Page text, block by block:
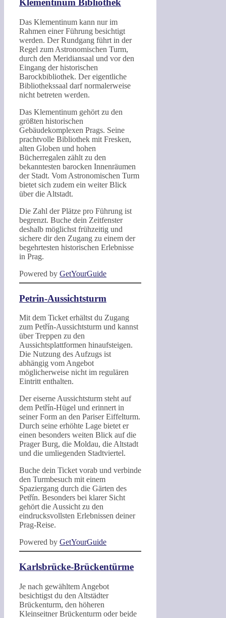
Klementinum Bibliothek
Das Klementinum kann nur im
Rahmen einer Führung besichtigt
werden. Der Rundgang führt in der
Regel zum Astronomischen Turm,
durch den Meridiansaal und vor den
Eingang der historischen
Barockbibliothek. Der eigentliche
Bibliothekssaal darf normalerweise
nicht betreten werden.
Das Klementinum gehört zu den
größten historischen
Gebäudekomplexen Prags. Seine
prachtvolle Bibliothek mit Fresken,
alten Globen und hohen
Bücherregalen zählt zu den
bekanntesten barocken Innenräumen
der Stadt. Vom Astronomischen Turm
bietet sich zudem ein weiter Blick
über die Altstadt.
Die Zahl der Plätze pro Führung ist
begrenzt. Buche dein Zeitfenster
deshalb möglichst frühzeitig und
sichere dir den Zugang zu einem der
begehrtesten historischen Erlebnisse
in Prag.
Powered by GetYourGuide
Petrin-Aussichtsturm
Mit dem Ticket erhältst du Zugang
zum Petřín-Aussichtsturm und kannst
über Treppen zu den
Aussichtsplattformen hinaufsteigen.
Die Nutzung des Aufzugs ist
abhängig vom Angebot
möglicherweise nicht im regulären
Eintritt enthalten.
Der eiserne Aussichtsturm steht auf
dem Petřín-Hügel und erinnert in
seiner Form an den Pariser Eiffelturm.
Durch seine erhöhte Lage bietet er
einen besonders weiten Blick auf die
Prager Burg, die Moldau, die Altstadt
und die umliegenden Stadtviertel.
Buche dein Ticket vorab und verbinde
den Turmbesuch mit einem
Spaziergang durch die Gärten des
Petřín. Besonders bei klarer Sicht
gehört die Aussicht zu den
eindrucksvollsten Erlebnissen deiner
Prag-Reise.
Powered by GetYourGuide
Karlsbrücke-Brückentürme
Je nach gewähltem Angebot
besichtigst du den Altstädter
Brückenturm, den höheren
Kleinseitner Brückenturm oder beide